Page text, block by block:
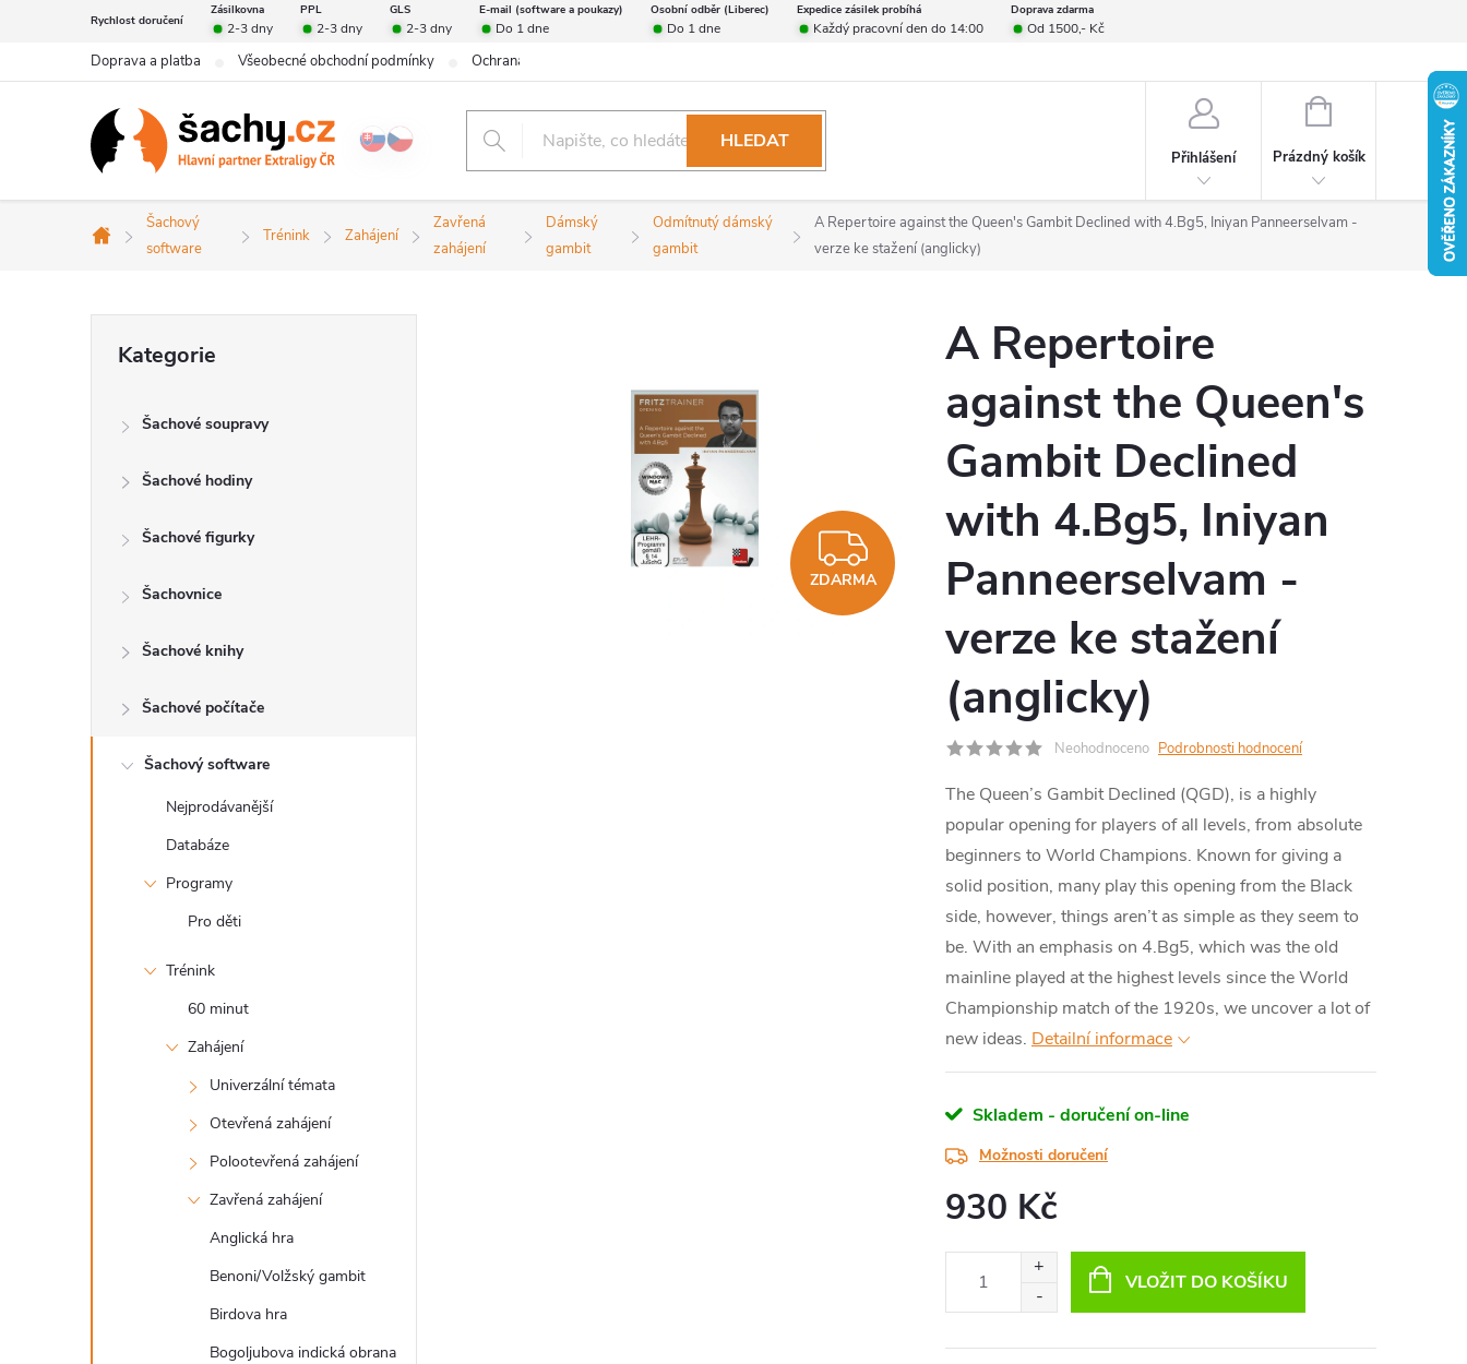
obsah
Rychlost doručení
Zásilkovna PPL GLS E-mail (software a poukazy) Osobní odběr (Liberec) Expedice zásilek probíhá Doprava zdarma
2-3 dny 2-3 dny 2-3 dny Do 1 dne Do 1 dne Každý pracovní den do 14:00 Od 1500,- Kč
Doprava a platba Všeobecné obchodní podmínky Ochrana osobních údajů
HLEDAT
Přihlášení
NÁKUPNÍ
Prázdný košík
Domů
Šachový
software
Trénink Zahájení
Zavřená
zahájení
Dámský
gambit
Odmítnutý dámský
gambit
A Repertoire against the Queen's Gambit Declined with 4.Bg5, Iniyan Panneerselvam -
verze ke stažení (anglicky)
n
kategorie
Kategorie
Šachové soupravy
Šachové hodiny
Šachové figurky
Šachovnice
Šachové knihy
Šachové počítače
Šachový software
Nejprodávanější
Databáze
Programy
Pro děti
Trénink
60 minut
Zahájení
Univerzální témata
Otevřená zahájení
Polootevřená zahájení
Zavřená zahájení
Anglická hra
Benoni/Volžský gambit
Birdova hra
Bogoljubova indická obrana
ZDARMA
ZDARMA
A Repertoire
against the Queen's
Gambit Declined
with 4.Bg5, Iniyan
Panneerselvam -
verze ke stažení
(anglicky)
Neohodnoceno Podrobnosti hodnocení
The Queen’s Gambit Declined (QGD), is a highly
popular opening for players of all levels, from absolute
beginners to World Champions. Known for giving a
solid position, many play this opening from the Black
side, however, things aren’t as simple as they seem to
be. With an emphasis on 4.Bg5, which was the old
mainline played at the highest levels since the World
Championship match of the 1920s, we uncover a lot of
new ideas. Detailní informace
Skladem - doručení on-line
Možnosti doručení
930 Kč
VLOŽIT DO KOŠÍKU